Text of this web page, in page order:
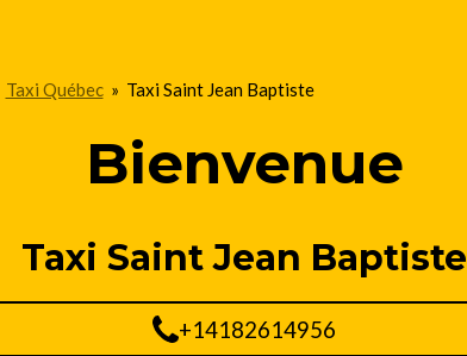
Taxi Québec » Taxi Saint Jean Baptiste
Bienvenue
Taxi Saint Jean Baptiste
+14182614956